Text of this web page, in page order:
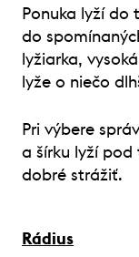
Ponuka lyží do
do
lyžiarka,
lyže o niečo
Pri výbere
a šírku lyží
dobré strážiť.
Rádius